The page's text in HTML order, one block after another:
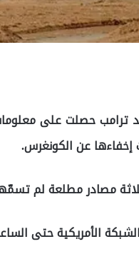
ترامب حصلت على
إخفاءها عن الكونغرس.
مصادر مطلعة لم
الأمريكية حتى الساعة 10